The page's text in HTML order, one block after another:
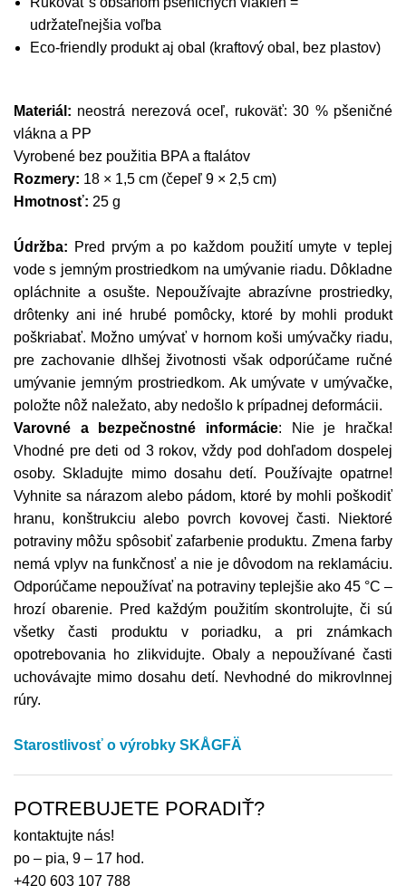
udržateľnejšia voľba
Eco-friendly produkt aj obal (kraftový obal, bez plastov)
Materiál: neostrá nerezová oceľ, rukoväť: 30 % pšeničné
vlákna a PP
Vyrobené bez použitia BPA a ftalátov
Rozmery: 18 × 1,5 cm (čepeľ 9 × 2,5 cm)
Hmotnosť: 25 g
Údržba: Pred prvým a po každom použití umyte v teplej
vode s jemným prostriedkom na umývanie riadu. Dôkladne
opláchnite a osušte. Nepoužívajte abrazívne prostriedky,
drôtenky ani iné hrubé pomôcky, ktoré by mohli produkt
poškriabať. Možno umývať v hornom koši umývačky riadu,
pre zachovanie dlhšej životnosti však odporúčame ručné
umývanie jemným prostriedkom. Ak umývate v umývačke,
položte nôž naležato, aby nedošlo k prípadnej deformácii.
Varovné a bezpečnostné informácie: Nie je hračka!
Vhodné pre deti od 3 rokov, vždy pod dohľadom dospelej
osoby. Skladujte mimo dosahu detí. Používajte opatrne!
Vyhnite sa nárazom alebo pádom, ktoré by mohli poškodiť
hranu, konštrukciu alebo povrch kovovej časti. Niektoré
potraviny môžu spôsobiť zafarbenie produktu. Zmena farby
nemá vplyv na funkčnosť a nie je dôvodom na reklamáciu.
Odporúčame nepoužívať na potraviny teplejšie ako 45 °C –
hrozí obarenie. Pred každým použitím skontrolujte, či sú
všetky časti produktu v poriadku, a pri známkach
opotrebovania ho zlikvidujte. Obaly a nepoužívané časti
uchovávajte mimo dosahu detí. Nevhodné do mikrovlnnej
rúry.
Starostlivosť o výrobky SKÅGFÄ
POTREBUJETE PORADIŤ?
kontaktujte nás!
po – pia, 9 – 17 hod.
+420 603 107 788